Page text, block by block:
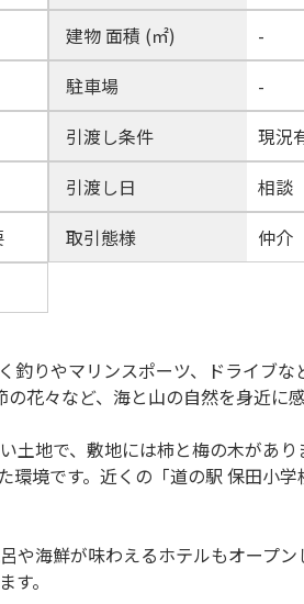
建物 面積 (㎡)
-
駐車場
-
引渡し条件
現況
引渡し日
相談
取引態様
仲介
りやマリンスポーツ、ドライブ
花々など、海と山の自然を身近に
地で、敷地には柿と梅の木があり
境です。近くの「道の駅 保田小学
海鮮が味わえるホテルもオープ
。